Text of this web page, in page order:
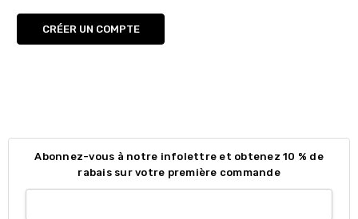
CRÉER UN COMPTE
Abonnez-vous à notre infolettre et obtenez 10 % de
rabais sur votre première commande